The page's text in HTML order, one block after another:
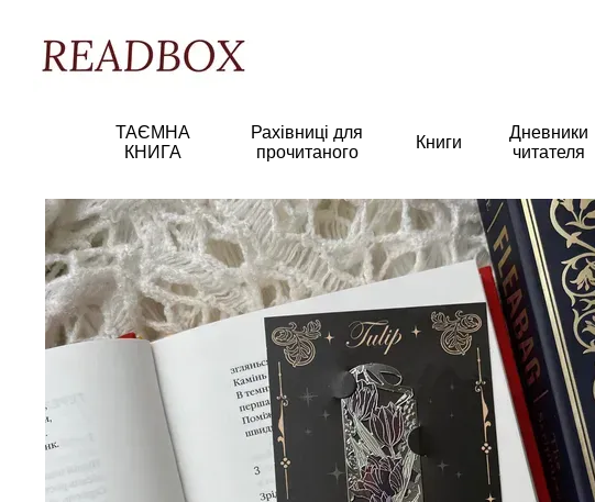
ТАЄМНА
КНИГА
Рахівниці для
прочитаного
Книги
Дневники
читателя